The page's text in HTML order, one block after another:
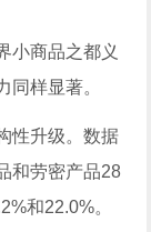
小商品之都义
同样显著。
性升级。数据
和劳密产品28
和22.0%。